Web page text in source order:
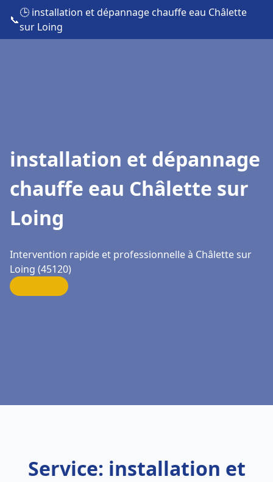
📞
🕒 installation et dépannage chauffe eau Châlette
sur Loing
installation et dépannage
chauffe eau Châlette sur
Loing
Intervention rapide et professionnelle à Châlette sur
Loing (45120)
Service: installation et